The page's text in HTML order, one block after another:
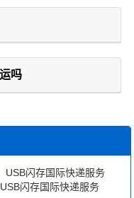
吗
USB闪存国际快递服务